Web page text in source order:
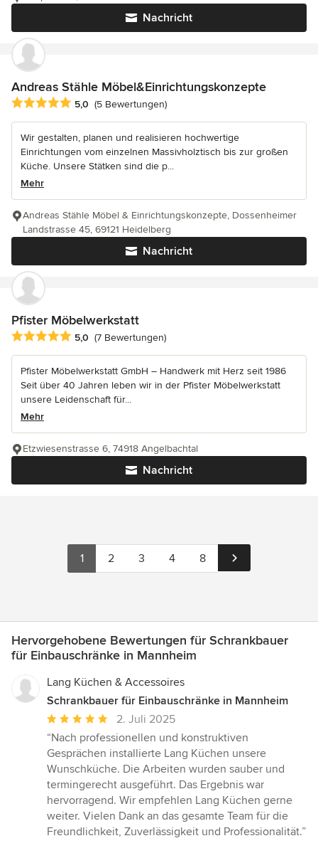
Nachricht
Andreas Stähle Möbel&Einrichtungskonzepte
Durchschnittliche Bewertung: 5 von 5 Sternen
5,0 (5 Bewertungen)
Wir gestalten, planen und realisieren hochwertige
Einrichtungen vom einzelnen Massivholztisch bis zur großen
Küche. Unsere Stätken sind die p...
Mehr
Nachricht
Andreas Stähle Möbel & Einrichtungskonzepte, Dossenheimer
Landstrasse 45, 69121 Heidelberg
Pfister Möbelwerkstatt
Durchschnittliche Bewertung: 5 von 5 Sternen
5,0 (7 Bewertungen)
Pfister Möbelwerkstatt GmbH – Handwerk mit Herz seit 1986
Seit über 40 Jahren leben wir in der Pfister Möbelwerkstatt
unsere Leidenschaft für...
Mehr
Nachricht
Etzwiesenstrasse 6, 74918 Angelbachtal
1 2 3 4 8
Hervorgehobene Bewertungen für Schrankbauer
für Einbauschränke in Mannheim
Lang Küchen & Accessoires
Schrankbauer für Einbauschränke in Mannheim
Durchschnittliche
Bewertung:
5
von
5
Sternen
2. Juli 2025
“Nach professionellen und konstruktiven
Gesprächen installierte Lang Küchen unsere
Wunschküche. Die Arbeiten wurden sauber und
termingerecht ausgeführt. Das Ergebnis war
hervorragend. Wir empfehlen Lang Küchen gerne
weiter. Vielen Dank an das gesamte Team für die
Freundlichkeit, Zuverlässigkeit und Professionalität.”